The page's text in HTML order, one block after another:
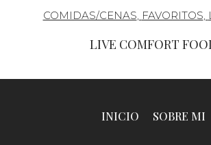
COMIDAS/CENAS, FAVORITOS,
LIVE COMFORT
INICIO SOBRE MI